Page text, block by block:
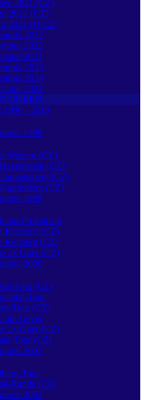
2021 (CZ)
2021 (CZ)
2021 (D-CZ)
2022
2022
2023
2023
2024
2024
1998 - 2010
1998
Weipert (CZ)
(CZ)
(CZ)
(CZ)
1999
das Preßnitztal
Klösterle (CZ)
Keilberg (CZ)
2x Quer (CZ)
2000
Tour (CZ)
Tour
Tour (CZ)
um Geyer
2x Quer (CZ)
Tour (CZ)
2001
Tour
Runde (CZ)
2002